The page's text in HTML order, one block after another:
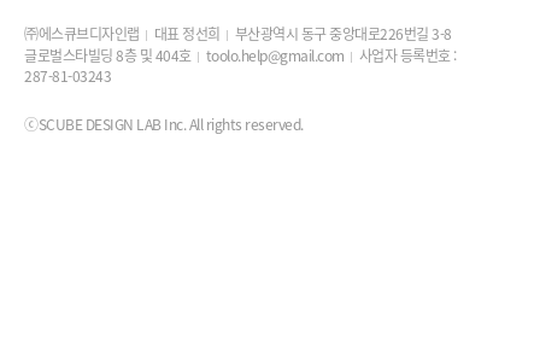
㈜에스큐브디자인랩 대표 정선희
부산광역시 동구 중앙대로226번길 3-8
글로벌스타빌딩 8층 및 404호
toolo.help@gmail.com
사업자 등록번호 :
287-81-03243
ⓒSCUBE DESIGN LAB Inc. All rights reserved.